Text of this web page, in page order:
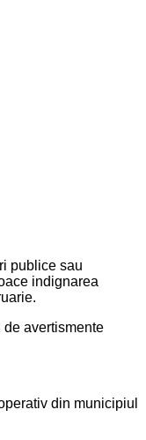
publice sau
indignarea
avertismente
din municipiul